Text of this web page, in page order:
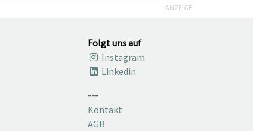
ANZEIGE
Folgt uns auf
Instagram
Linkedin
---
Kontakt
AGB